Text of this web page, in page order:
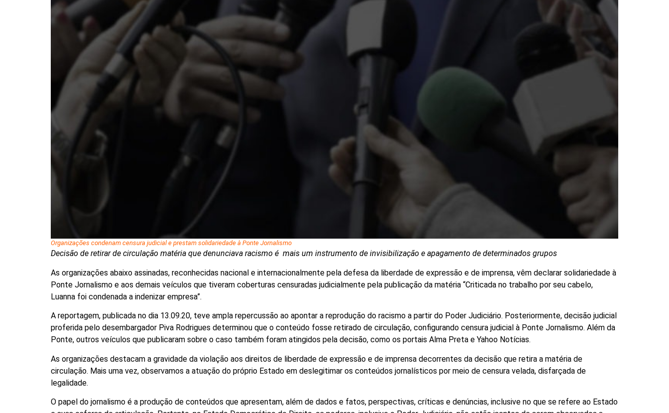
Organizações condenam censura judicial e prestam solidariedade à Ponte Jornalismo
Decisão de retirar de circulação matéria que denunciava racismo é mais um instrumento de invisibilização e apagamento de determinados grupos
As organizações abaixo assinadas, reconhecidas nacional e internacionalmente pela defesa da liberdade de expressão e de imprensa, vêm declarar solidariedade à
Ponte Jornalismo e aos demais veículos que tiveram coberturas censuradas judicialmente pela publicação da matéria “Criticada no trabalho por seu cabelo,
Luanna foi condenada a indenizar empresa”.
A reportagem, publicada no dia 13.09.20, teve ampla repercussão ao apontar a reprodução do racismo a partir do Poder Judiciário. Posteriormente, decisão judicial
proferida pelo desembargador Piva Rodrigues determinou que o conteúdo fosse retirado de circulação, configurando censura judicial à Ponte Jornalismo. Além da
Ponte, outros veículos que publicaram sobre o caso também foram atingidos pela decisão, como os portais Alma Preta e Yahoo Notícias.
As organizações destacam a gravidade da violação aos direitos de liberdade de expressão e de imprensa decorrentes da decisão que retira a matéria de
circulação. Mais uma vez, observamos a atuação do próprio Estado em deslegitimar os conteúdos jornalísticos por meio de censura velada, disfarçada de
legalidade.
O papel do jornalismo é a produção de conteúdos que apresentam, além de dados e fatos, perspectivas, críticas e denúncias, inclusive no que se refere ao Estado